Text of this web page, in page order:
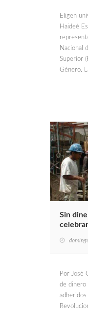
Eligen
Haideé
Nacional
Superior
Género.
Sin
Por José
de dinero